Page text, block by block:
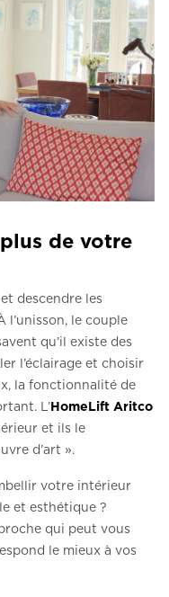
de votre
descendre les
l’unisson, le couple
qu’il existe des
l’éclairage et choisir
la fonctionnalité de
L’HomeLift Aritco
et ils le
d’art ».
votre intérieur
et esthétique ?
qui peut vous
le mieux à vos